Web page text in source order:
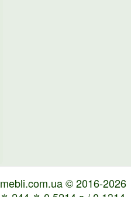
mebli.com.ua © 2016-2026